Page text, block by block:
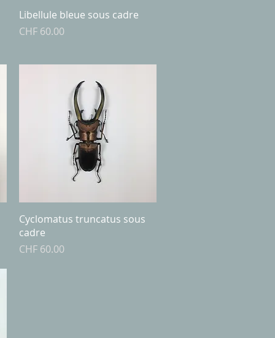
Quick View
Libellule bleue sous cadre
Price
CHF 60.00
Quick View
Cyclomatus truncatus sous
cadre
Price
CHF 60.00